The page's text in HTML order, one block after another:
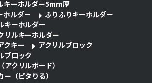
キーホルダー5mm厚
ホルダー
ふりふりキーホルダー
キーホルダー
リルキーホルダー
クキー
アクリルブロック
ブロック
クリルボード）
（ピタりる）